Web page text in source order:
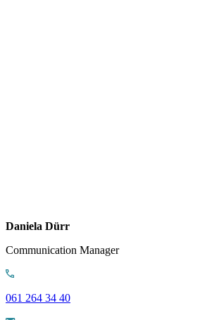
Daniela Dürr
Communication Manager
061 264 34 40